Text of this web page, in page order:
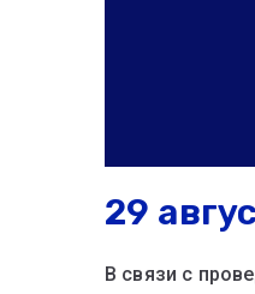
29
В связи с